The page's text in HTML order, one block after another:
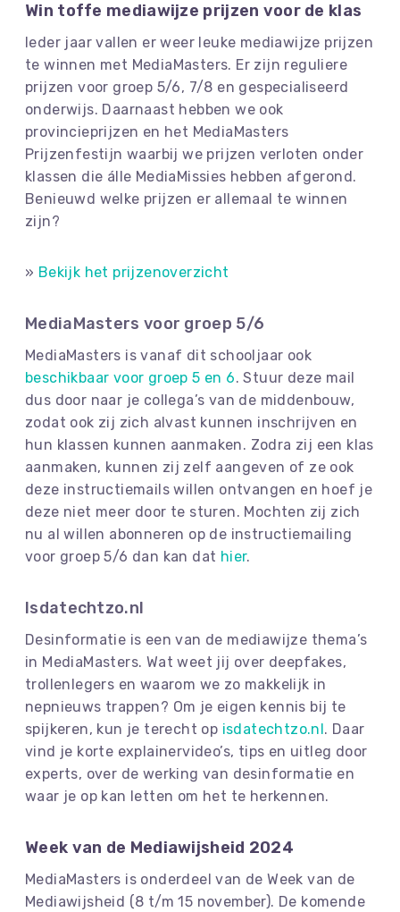
Win toffe mediawijze prijzen voor de klas
Ieder jaar vallen er weer leuke mediawijze prijzen
te winnen met MediaMasters. Er zijn reguliere
prijzen voor groep 5/6, 7/8 en gespecialiseerd
onderwijs. Daarnaast hebben we ook
provincieprijzen en het MediaMasters
Prijzenfestijn waarbij we prijzen verloten onder
klassen die álle MediaMissies hebben afgerond.
Benieuwd welke prijzen er allemaal te winnen
zijn?
» Bekijk het prijzenoverzicht
MediaMasters voor groep 5/6
MediaMasters is vanaf dit schooljaar ook
beschikbaar voor groep 5 en 6. Stuur deze mail
dus door naar je collega’s van de middenbouw,
zodat ook zij zich alvast kunnen inschrijven en
hun klassen kunnen aanmaken. Zodra zij een klas
aanmaken, kunnen zij zelf aangeven of ze ook
deze instructiemails willen ontvangen en hoef je
deze niet meer door te sturen. Mochten zij zich
nu al willen abonneren op de instructiemailing
voor groep 5/6 dan kan dat hier.
Isdatechtzo.nl
Desinformatie is een van de mediawijze thema’s
in MediaMasters. Wat weet jij over deepfakes,
trollenlegers en waarom we zo makkelijk in
nepnieuws trappen? Om je eigen kennis bij te
spijkeren, kun je terecht op isdatechtzo.nl . Daar
vind je korte explainervideo’s, tips en uitleg door
experts, over de werking van desinformatie en
waar je op kan letten om het te herkennen.
Week van de Mediawijsheid 2024
MediaMasters is onderdeel van de Week van de
Mediawijsheid (8 t/m 15 november). De komende